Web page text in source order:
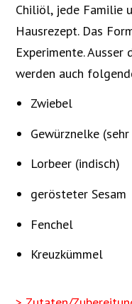
Chiliöl, jede Familie
Hausrezept. Das
Experimente.
werden auch
Zwiebel
Gewürznelke
Lorbeer (indisch)
gerösteter Sesam
Fenchel
Kreuzkümmel